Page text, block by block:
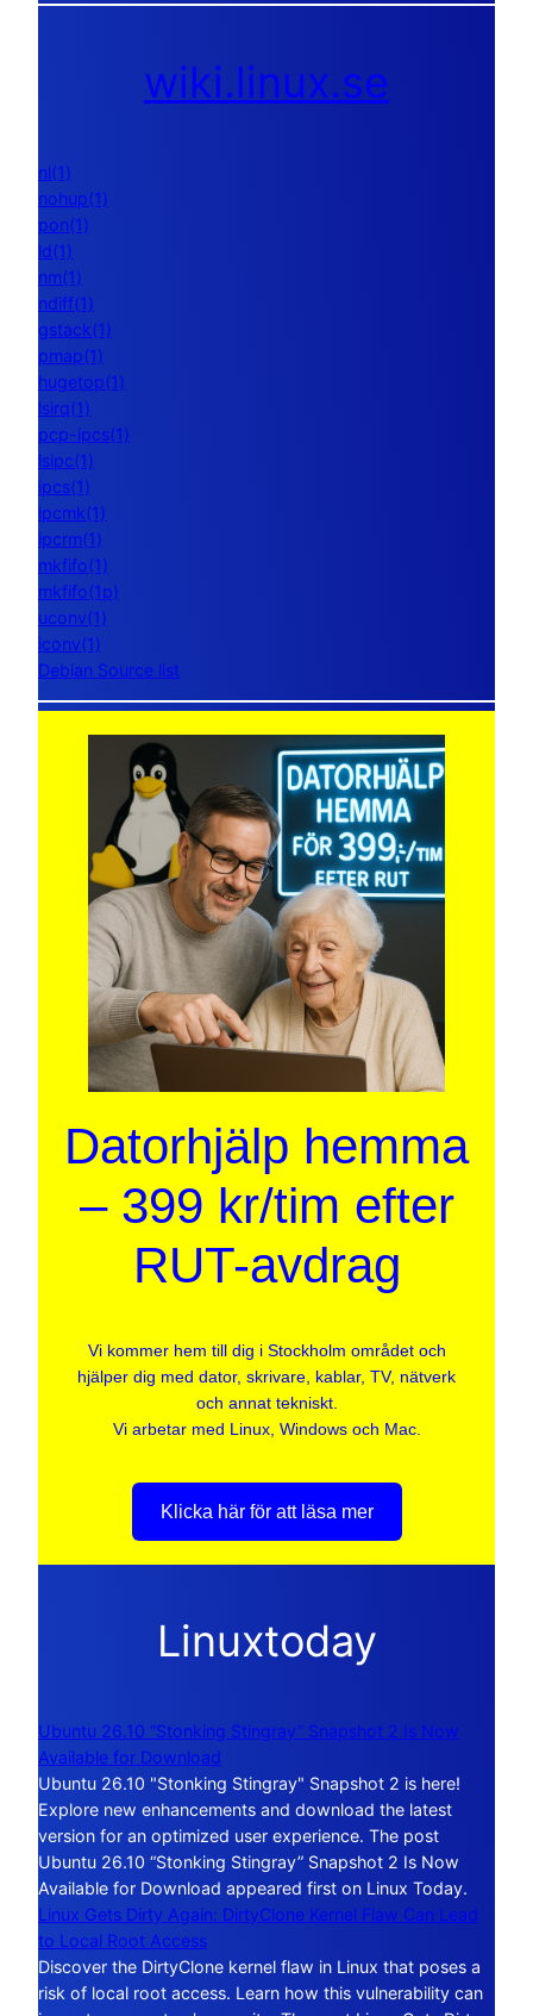
wiki.linux.se
nl(1)
nohup(1)
pon(1)
ld(1)
nm(1)
ndiff(1)
gstack(1)
pmap(1)
hugetop(1)
lsirq(1)
pcp-ipcs(1)
lsipc(1)
ipcs(1)
ipcmk(1)
ipcrm(1)
mkfifo(1)
mkfifo(1p)
uconv(1)
iconv(1)
Debian Source list
Datorhjälp hemma
– 399 kr/tim efter
RUT-avdrag
Vi kommer hem till dig i Stockholm området och
hjälper dig med dator, skrivare, kablar, TV, nätverk
och annat tekniskt.
Vi arbetar med Linux, Windows och Mac.
Klicka här för att läsa mer
Linuxtoday
Ubuntu 26.10 “Stonking Stingray” Snapshot 2 Is Now
Available for Download
Ubuntu 26.10 "Stonking Stingray" Snapshot 2 is here!
Explore new enhancements and download the latest
version for an optimized user experience. The post
Ubuntu 26.10 “Stonking Stingray” Snapshot 2 Is Now
Available for Download appeared first on Linux Today.
Linux Gets Dirty Again: DirtyClone Kernel Flaw Can Lead
to Local Root Access
Discover the DirtyClone kernel flaw in Linux that poses a
risk of local root access. Learn how this vulnerability can